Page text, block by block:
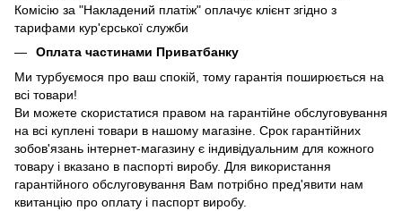
Комісію за "Накладений платіж" оплачує клієнт згідно з
тарифами кур'єрської служби
Оплата частинами Приватбанку
Ми турбуємося про ваш спокій, тому гарантія поширюється на
всі товари!
Ви можете скористатися правом на гарантійне обслуговування
на всі куплені товари в нашому магазіне. Срок гарантійних
зобов'язань інтернет-магазину є індивідуальним для кожного
товару і вказано в паспорті виробу. Для використання
гарантійного обслуговування Вам потрібно пред'явити нам
квитанцію про оплату і паспорт виробу.